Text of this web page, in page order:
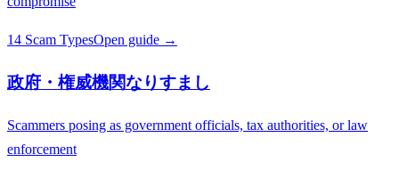
14 Scam TypesOpen guide →
政府・権威機関なりすまし
Scammers posing as government officials, tax authorities, or law
enforcement